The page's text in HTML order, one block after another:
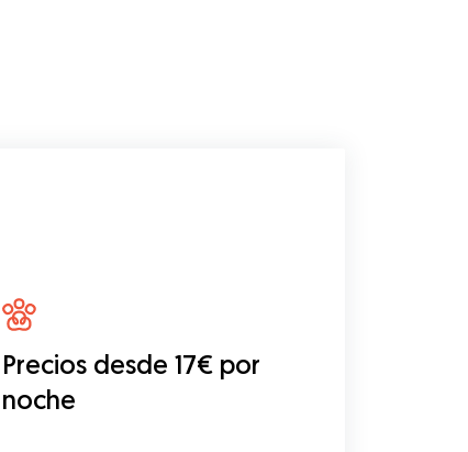
Precios desde 17€ por
noche